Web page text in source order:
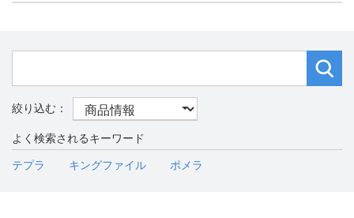
よく検索されるキーワード
テプラ キングファイル ポメラ